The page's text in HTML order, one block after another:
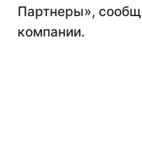
Партнеры»,
компании.